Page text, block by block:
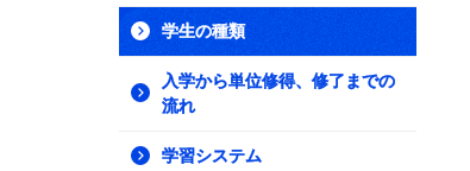
学生の種類
入学から単位修得、修了までの
流れ
学習システム